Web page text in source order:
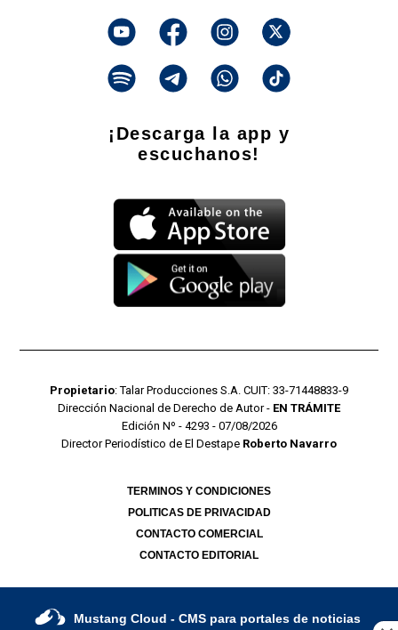
¡Descarga la app y
escuchanos!
Propietario: Talar Producciones S.A. CUIT: 33-71448833-9
Dirección Nacional de Derecho de Autor - EN TRÁMITE
Edición Nº - 4293 - 07/08/2026
Director Periodístico de El Destape Roberto Navarro
TERMINOS Y CONDICIONES
POLITICAS DE PRIVACIDAD
CONTACTO COMERCIAL
CONTACTO EDITORIAL
Mustang Cloud - CMS para portales de noticias